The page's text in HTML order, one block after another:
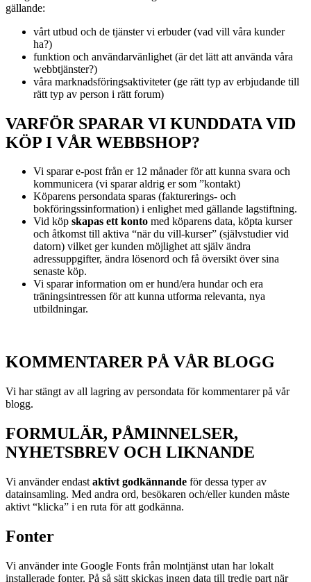
gällande:
vårt utbud och de tjänster vi erbuder (vad vill våra kunder
ha?)
funktion och användarvänlighet (är det lätt att använda våra
webbtjänster?)
våra marknadsföringsaktiviteter (ge rätt typ av erbjudande till
rätt typ av person i rätt forum)
VARFÖR SPARAR VI KUNDDATA VID
KÖP I VÅR WEBBSHOP?
Vi sparar e-post från er 12 månader för att kunna svara och
kommunicera (vi sparar aldrig er som ”kontakt)
Köparens persondata sparas (fakturerings- och
bokföringssinformation) i enlighet med gällande lagstiftning.
Vid köp skapas ett konto med köparens data, köpta kurser
och åtkomst till aktiva “när du vill-kurser” (självstudier vid
datorn) vilket ger kunden möjlighet att själv ändra
adressuppgifter, ändra lösenord och få översikt över sina
senaste köp.
Vi sparar information om er hund/era hundar och era
träningsintressen för att kunna utforma relevanta, nya
utbildningar.
KOMMENTARER PÅ VÅR BLOGG
Vi har stängt av all lagring av persondata för kommentarer på vår
blogg.
FORMULÄR, PÅMINNELSER,
NYHETSBREV OCH LIKNANDE
Vi använder endast aktivt godkännande för dessa typer av
datainsamling. Med andra ord, besökaren och/eller kunden måste
aktivt “klicka” i en ruta för att godkänna.
Fonter
Vi använder inte Google Fonts från molntjänst utan har lokalt
installerade fonter. På så sätt skickas ingen data till tredje part när